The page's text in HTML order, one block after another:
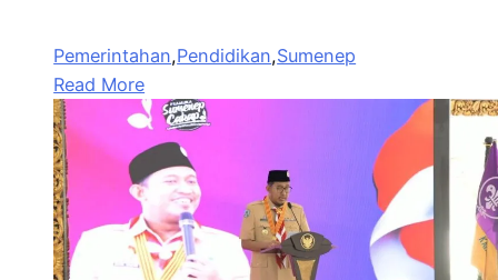
Pemerintahan,Pendidikan,Sumenep
Read More